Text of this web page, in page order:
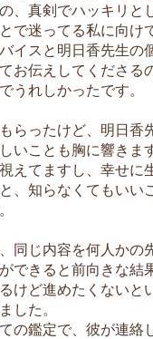
、真剣でハッキリと
で迷ってる私に向け
イスと明日香先生の
お伝えしてくださる
うれしかったです。
らったけど、明日香
いことも胸に響きま
えてますし、幸せに
、知らなくてもいい
同じ内容を何人かの
できると前向きな結
けど進めたくないと
した。
の鑑定で、彼が連絡